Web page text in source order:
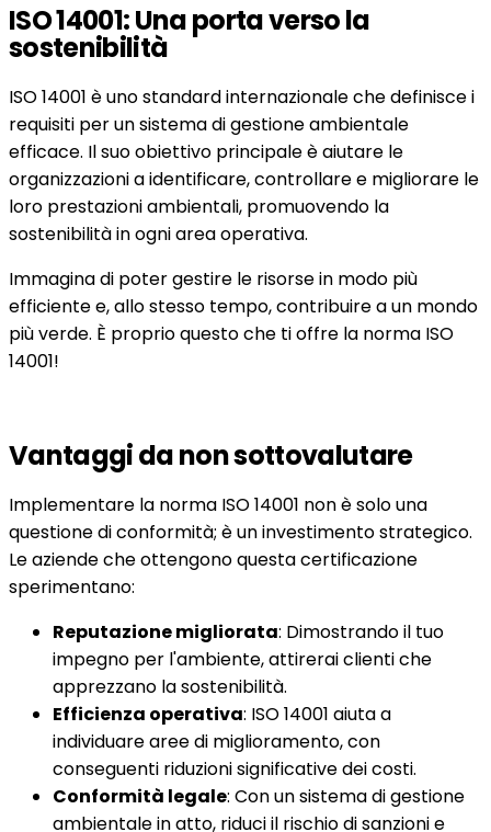
ISO 14001: Una porta verso la
sostenibilità
ISO 14001 è uno standard internazionale che definisce i
requisiti per un sistema di gestione ambientale
efficace. Il suo obiettivo principale è aiutare le
organizzazioni a identificare, controllare e migliorare le
loro prestazioni ambientali, promuovendo la
sostenibilità in ogni area operativa.
Immagina di poter gestire le risorse in modo più
efficiente e, allo stesso tempo, contribuire a un mondo
più verde. È proprio questo che ti offre la norma ISO
14001!
Vantaggi da non sottovalutare
Implementare la norma ISO 14001 non è solo una
questione di conformità; è un investimento strategico.
Le aziende che ottengono questa certificazione
sperimentano:
Reputazione migliorata: Dimostrando il tuo
impegno per l'ambiente, attirerai clienti che
apprezzano la sostenibilità.
Efficienza operativa: ISO 14001 aiuta a
individuare aree di miglioramento, con
conseguenti riduzioni significative dei costi.
Conformità legale: Con un sistema di gestione
ambientale in atto, riduci il rischio di sanzioni e